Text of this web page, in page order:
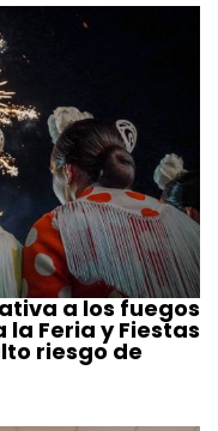
a los fuegos
Feria y Fiestas
riesgo de